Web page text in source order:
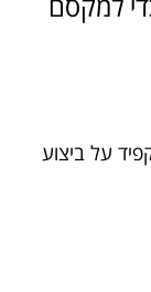
על ביצוע